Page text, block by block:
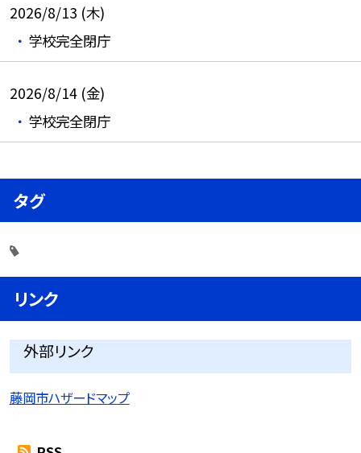
2026/8/13 (木)
学校完全閉庁
2026/8/14 (金)
学校完全閉庁
タグ
リンク
外部リンク
藤岡市ハザードマップ